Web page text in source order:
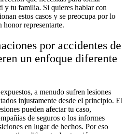
y tu familia. Si quieres hablar con
estos casos y se preocupa por lo
honor representarte.
por accidentes de
un enfoque diferente
a menudo sufren lesiones
injustamente desde el principio. El
pueden afectar tu caso,
de seguros o los informes
en lugar de hechos. Por eso